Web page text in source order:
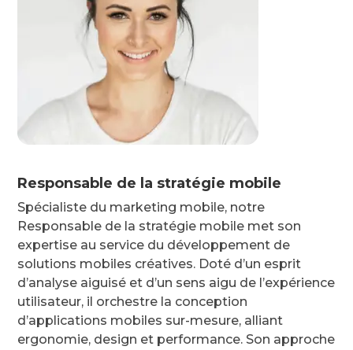
Responsable de la stratégie mobile
Spécialiste du marketing mobile, notre
Responsable de la stratégie mobile met son
expertise au service du développement de
solutions mobiles créatives. Doté d’un esprit
d’analyse aiguisé et d’un sens aigu de l’expérience
utilisateur, il orchestre la conception
d’applications mobiles sur-mesure, alliant
ergonomie, design et performance. Son approche